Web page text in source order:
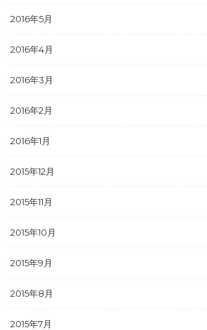
2016年5月
2016年4月
2016年3月
2016年2月
2016年1月
2015年12月
2015年11月
2015年10月
2015年9月
2015年8月
2015年7月